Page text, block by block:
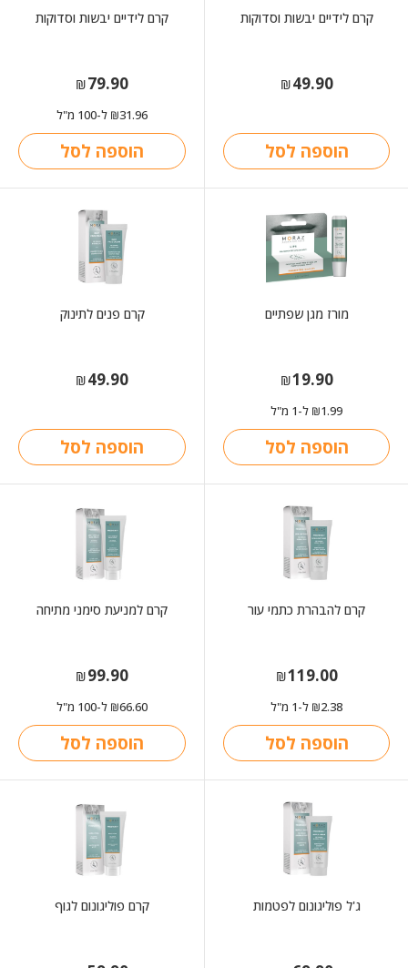
קרם לידיים יבשות וסדוקות
₪49.90
הוספה לסל
קרם לידיים יבשות וסדוקות
₪79.90
₪31.96 ל-100 מ"ל
הוספה לסל
מורז מגן שפתיים
₪19.90
₪1.99 ל-1 מ"ל
הוספה לסל
קרם פנים לתינוק
₪49.90
הוספה לסל
קרם להבהרת כתמי עור
₪119.00
₪2.38 ל-1 מ"ל
הוספה לסל
קרם למניעת סימני מתיחה
₪99.90
₪66.60 ל-100 מ"ל
הוספה לסל
ג'ל פוליגונום לפטמות קרם פוליגונום לגוף